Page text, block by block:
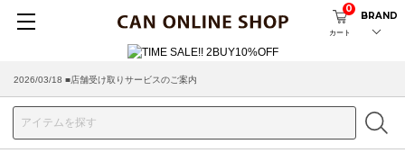
カート
0
BRAND
2026/03/18 ■店舗受け取りサービスのご案内